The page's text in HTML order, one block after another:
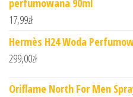
17,99zł
Hermès H24 Woda
299,00zł
Oriflame North For Men